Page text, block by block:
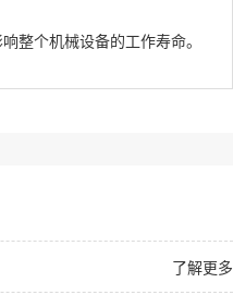
整个机械设备的工作寿命。
了解更多